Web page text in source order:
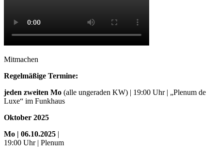
Mitmachen
Regelmäßige Termine:
jeden zweiten Mo (alle ungeraden KW) | 19:00 Uhr | „Plenum de
Luxe“ im Funkhaus
Oktober 2025
Mo | 06.10.2025 |
19:00 Uhr | Plenum